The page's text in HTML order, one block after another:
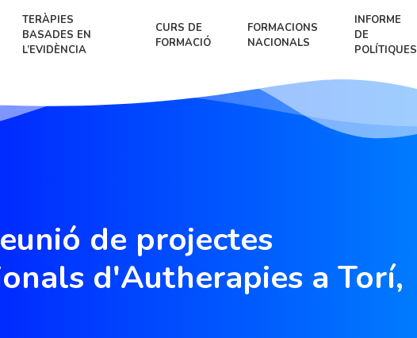
TERÀPIES
BASADES EN
L’EVIDÈNCIA
CURS DE
FORMACIÓ
FORMACIONS
NACIONALS
INFORME
DE
POLÍTIQUES
de projectes
d'Autherapies a Torí,